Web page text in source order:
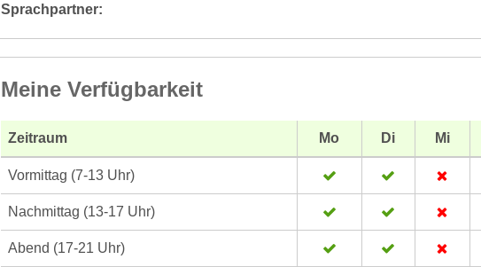
Sprachpartner:
Meine Verfügbarkeit
Zeitraum Mo Di Mi
Vormittag (7-13 Uhr)
Nachmittag (13-17 Uhr)
Abend (17-21 Uhr)